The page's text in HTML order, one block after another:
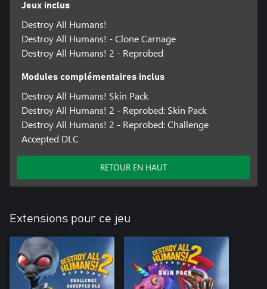
Jeux inclus
Destroy All Humans!
Destroy All Humans! - Clone Carnage
Destroy All Humans! 2 - Reprobed
Modules complémentaires inclus
Destroy All Humans! Skin Pack
Destroy All Humans! 2 - Reprobed: Skin Pack
Destroy All Humans! 2 - Reprobed: Challenge
Accepted DLC
RETOUR EN HAUT
Extensions pour ce jeu